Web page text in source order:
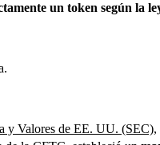
un token según la
y Valores de EE. UU. (SEC),